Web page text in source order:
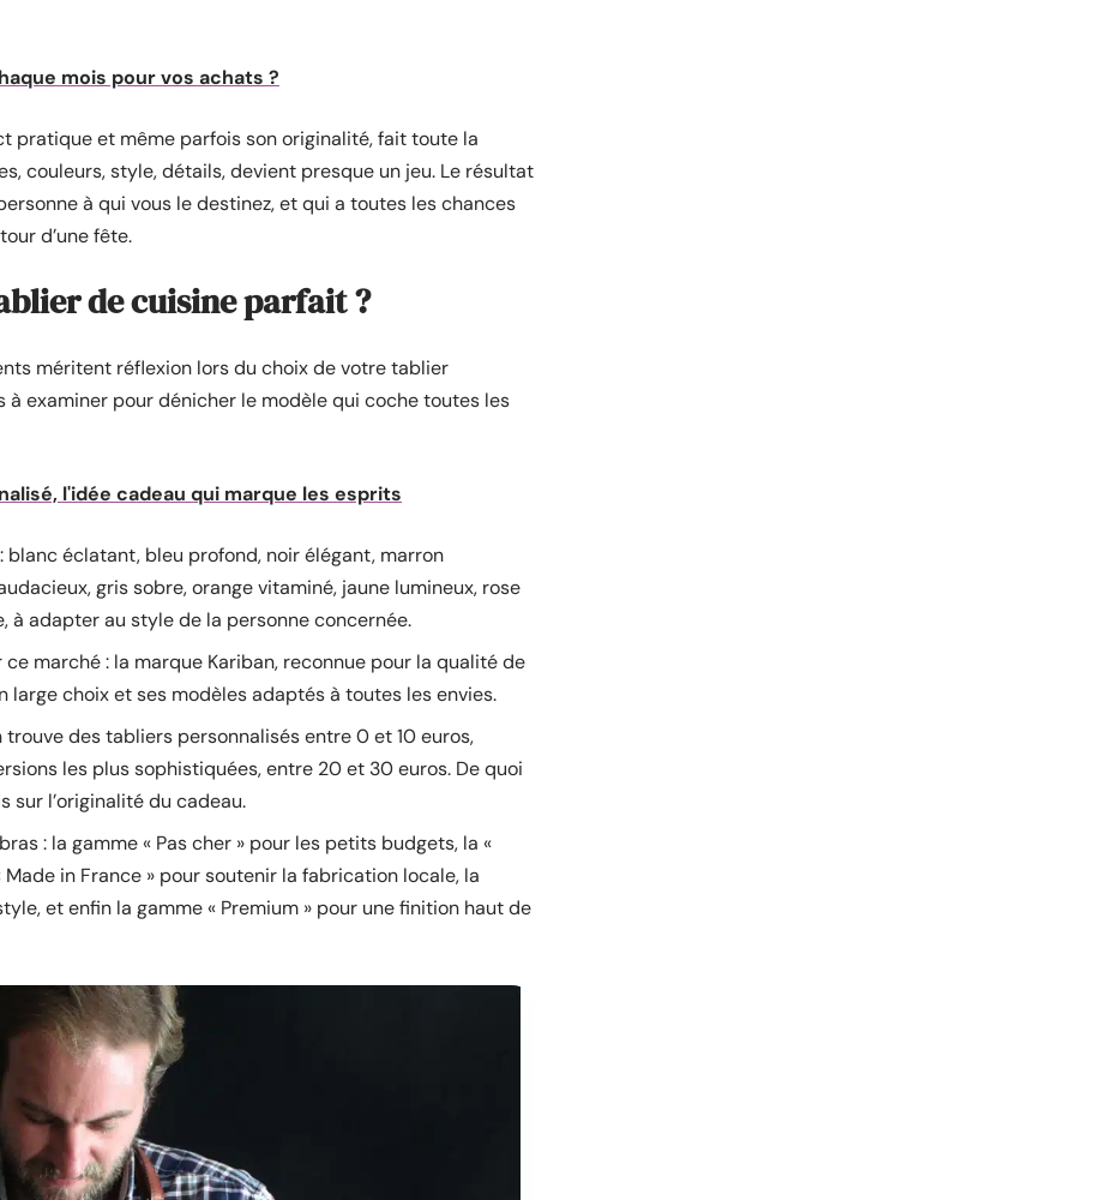
mois pour vos achats ?
pratique et même parfois son originalité, fait toute la
couleurs, style, détails, devient presque un jeu. Le résultat
à qui vous le destinez, et qui a toutes les chances
d’une fête.
de cuisine parfait ?
méritent réflexion lors du choix de votre tablier
examiner pour dénicher le modèle qui coche toutes les
l'idée cadeau qui marque les esprits
blanc éclatant, bleu profond, noir élégant, marron
gris sobre, orange vitaminé, jaune lumineux, rose
adapter au style de la personne concernée.
marché : la marque Kariban, reconnue pour la qualité de
large choix et ses modèles adaptés à toutes les envies.
des tabliers personnalisés entre 0 et 10 euros,
les plus sophistiquées, entre 20 et 30 euros. De quoi
sur l’originalité du cadeau.
: la gamme « Pas cher » pour les petits budgets, la «
in France » pour soutenir la fabrication locale, la
et enfin la gamme « Premium » pour une finition haut de